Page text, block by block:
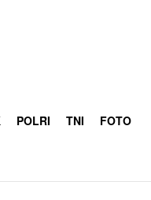
POLRI TNI FOTO